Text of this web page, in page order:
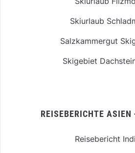
Skiurlaub
Salzkammergut
Skigebiet
REISEBERICHTE
Reisebericht